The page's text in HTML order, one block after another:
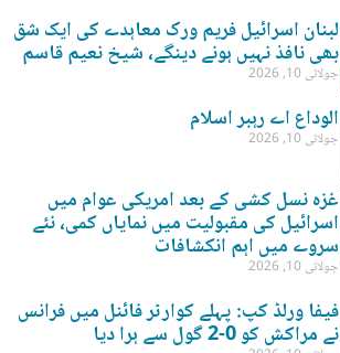
لبنان اسرائیل فریم ورک معاہدے کی ایک شق
بھی نافذ نہیں ہونے دینگے، شیخ نعیم قاسم
جولائی 10, 2026
الوداع اے رہبر اسلام
جولائی 10, 2026
غزہ نسل کشی کے بعد امریکی عوام میں
اسرائیل کی مقبولیت میں نمایاں کمی، نئے
سروے میں اہم انکشافات
جولائی 10, 2026
فیفا ورلڈ کپ: پہلے کوارٹر فائنل میں فرانس
نے مراکش کو 0-2 گول سے ہرا دیا